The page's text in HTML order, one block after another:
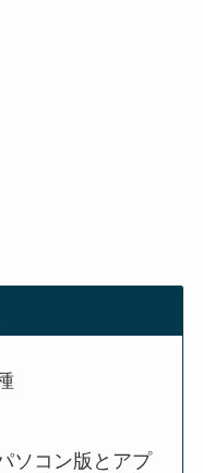
ソコン版とアプ